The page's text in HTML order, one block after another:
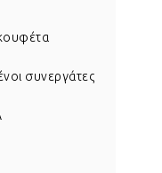
συνεργάτες